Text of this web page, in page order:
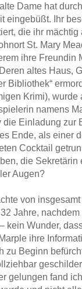
Dame hat
eingebüßt. Ihr
die ihr
St. Mary
ihre Freundin
altes Haus,
Bibliothek“
Krimi), wurde
namens
die Einladung
Ende, als einer
Cocktail
die
Augen?
von
Jahre,
kein Wunder,
ihre
zu Beginn
gelungen fand